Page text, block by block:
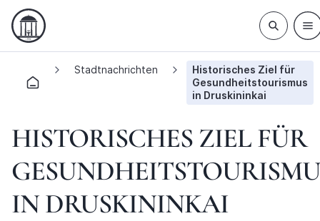
Stadtnachrichten
Historisches Ziel für
Gesundheitstourismus
in Druskininkai
HISTORISCHES ZIEL FÜR
IN DRUSKININKAI